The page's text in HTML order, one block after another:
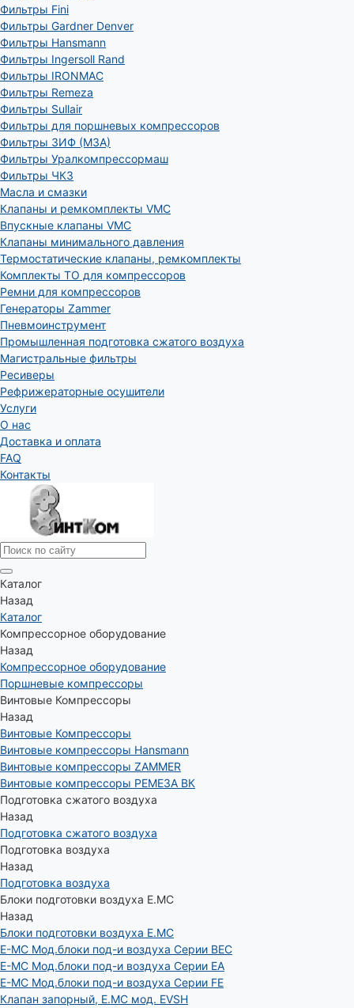
Фильтры Fini
Фильтры Gardner Denver
Фильтры Hansmann
Фильтры Ingersoll Rand
Фильтры IRONMAC
Фильтры Remeza
Фильтры Sullair
Фильтры для поршневых компрессоров
Фильтры ЗИФ (МЗА)
Фильтры Уралкомпрессормаш
Фильтры ЧКЗ
Масла и смазки
Клапаны и ремкомплекты VMC
Впускные клапаны VMC
Клапаны минимального давления
Термостатические клапаны, ремкомплекты
Комплекты ТО для компрессоров
Ремни для компрессоров
Генераторы Zammer
Пневмоинструмент
Промышленная подготовка сжатого воздуха
Магистральные фильтры
Ресиверы
Рефрижераторные осушители
Услуги
О нас
Доставка и оплата
FAQ
Контакты
Каталог
Назад
Каталог
Компрессорное оборудование
Назад
Компрессорное оборудование
Поршневые компрессоры
Винтовые Компрессоры
Назад
Винтовые Компрессоры
Винтовые компрессоры Hansmann
Винтовые компрессоры ZAMMER
Винтовые компрессоры РЕМЕЗА ВК
Подготовка сжатого воздуха
Назад
Подготовка сжатого воздуха
Подготовка воздуха
Назад
Подготовка воздуха
Блоки подготовки воздуха E.MC
Назад
Блоки подготовки воздуха E.MC
E-MC Мод.блоки под-и воздуха Серии BEC
E-MC Мод.блоки под-и воздуха Серии EA
E-MC Мод.блоки под-и воздуха Серии FE
Клапан запорный, E.MC мод. EVSH